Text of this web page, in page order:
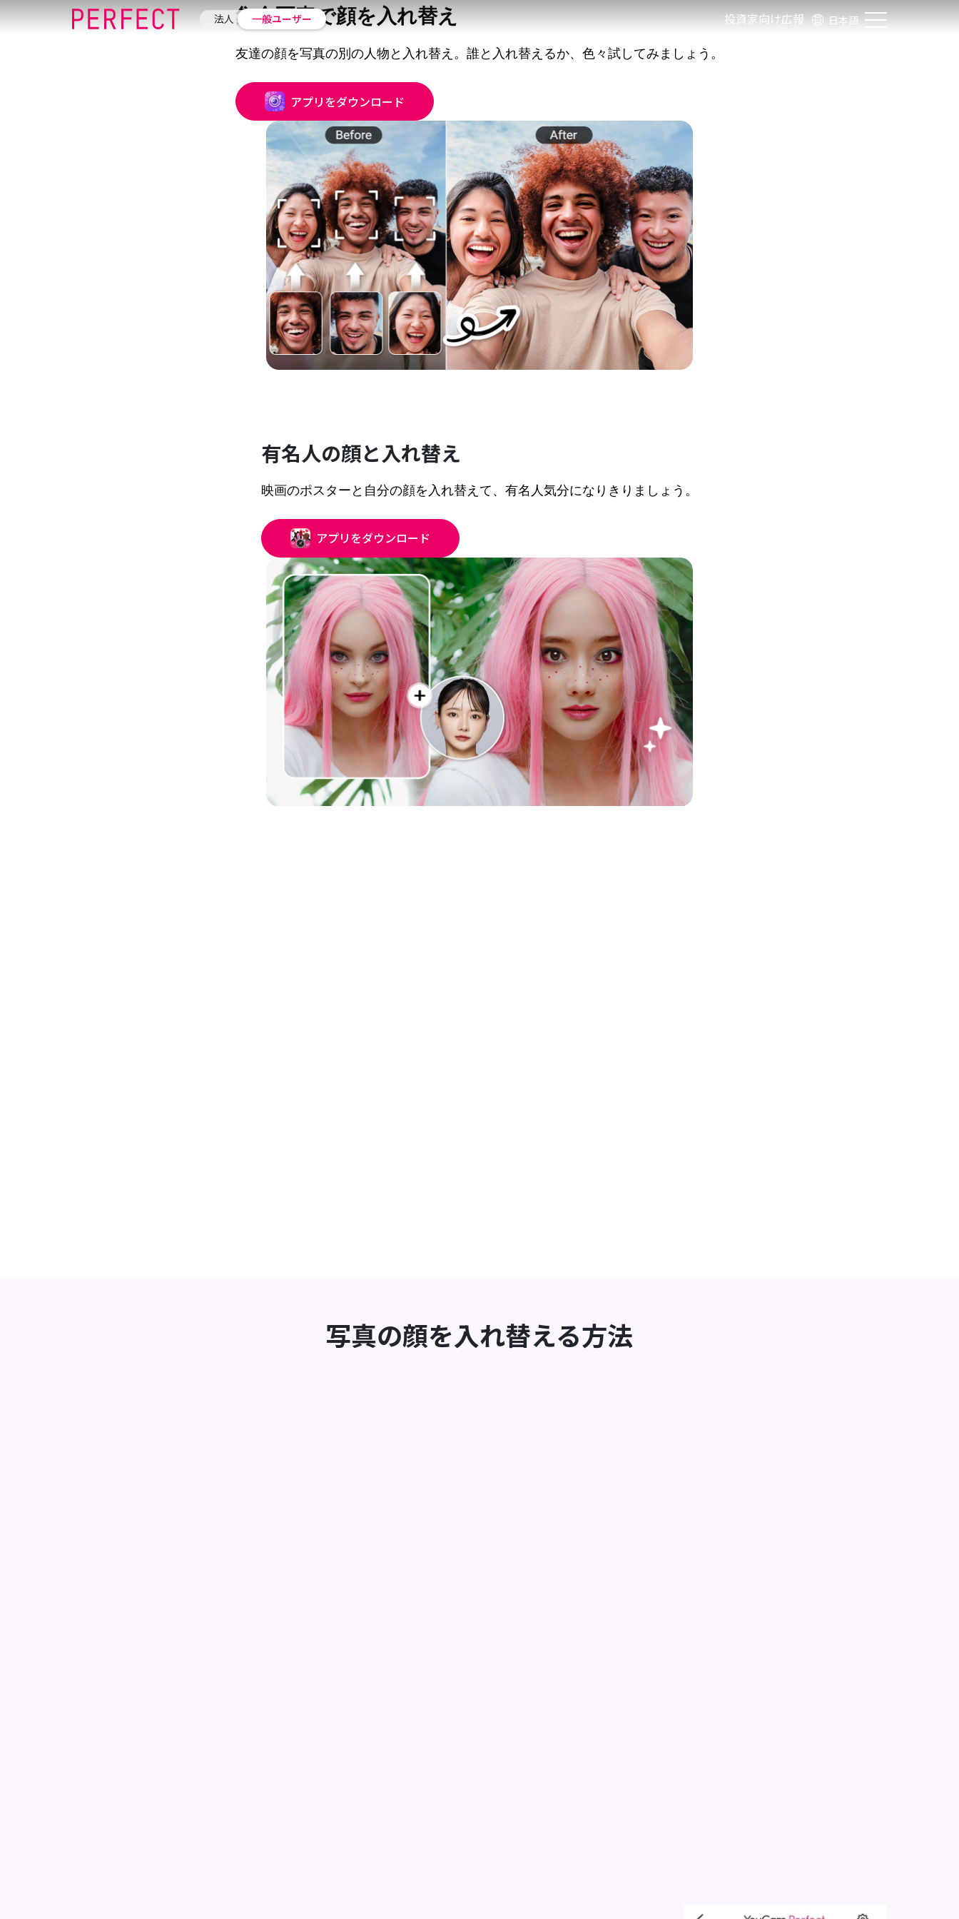
法人 一般ユーザー 投資家向け広報 日本語
集合写真で顔を入れ替え
友達の顔を写真の別の人物と入れ替え。誰と入れ替えるか、色々試してみましょう。
アプリをダウンロード
有名人の顔と入れ替え
映画のポスターと自分の顔を入れ替えて、有名人気分になりきりましょう。
アプリをダウンロード
写真の顔を入れ替える方法